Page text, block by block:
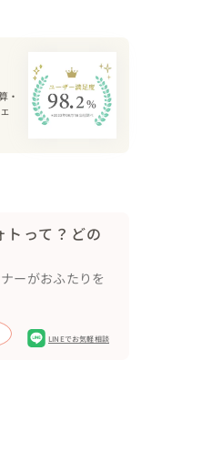
アルバムを作成さ
・
って？どの
ーがおふたりを
LINEでお気軽相談